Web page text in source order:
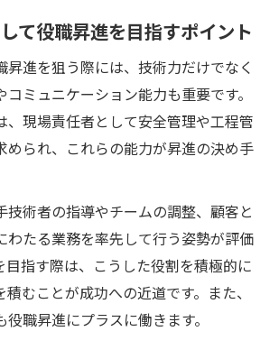
て役職昇進を目指すポイント
昇進を狙う際には、技術力だけでなく
コミュニケーション能力も重要です。
、現場責任者として安全管理や工程管
められ、これらの能力が昇進の決め手
技術者の指導やチームの調整、顧客と
わたる業務を率先して行う姿勢が評価
目指す際は、こうした役割を積極的に
むことが成功への近道です。また、
職昇進にプラスに働きます。